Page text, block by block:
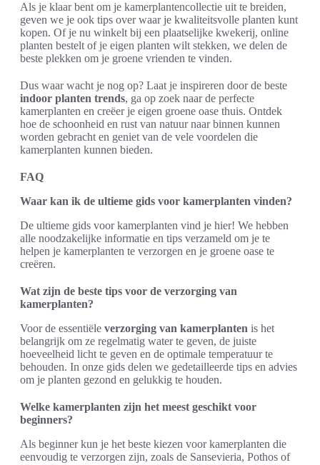
Als je klaar bent om je kamerplantencollectie uit te breiden,
geven we je ook tips over waar je kwaliteitsvolle planten kunt
kopen. Of je nu winkelt bij een plaatselijke kwekerij, online
planten bestelt of je eigen planten wilt stekken, we delen de
beste plekken om je groene vrienden te vinden.
Dus waar wacht je nog op? Laat je inspireren door de beste
indoor planten trends, ga op zoek naar de perfecte
kamerplanten en creëer je eigen groene oase thuis. Ontdek
hoe de schoonheid en rust van natuur naar binnen kunnen
worden gebracht en geniet van de vele voordelen die
kamerplanten kunnen bieden.
FAQ
Waar kan ik de ultieme gids voor kamerplanten vinden?
De ultieme gids voor kamerplanten vind je hier! We hebben
alle noodzakelijke informatie en tips verzameld om je te
helpen je kamerplanten te verzorgen en je groene oase te
creëren.
Wat zijn de beste tips voor de verzorging van
kamerplanten?
Voor de essentiële verzorging van kamerplanten is het
belangrijk om ze regelmatig water te geven, de juiste
hoeveelheid licht te geven en de optimale temperatuur te
behouden. In onze gids delen we gedetailleerde tips en advies
om je planten gezond en gelukkig te houden.
Welke kamerplanten zijn het meest geschikt voor
beginners?
Als beginner kun je het beste kiezen voor kamerplanten die
eenvoudig te verzorgen zijn, zoals de Sansevieria, Pothos of